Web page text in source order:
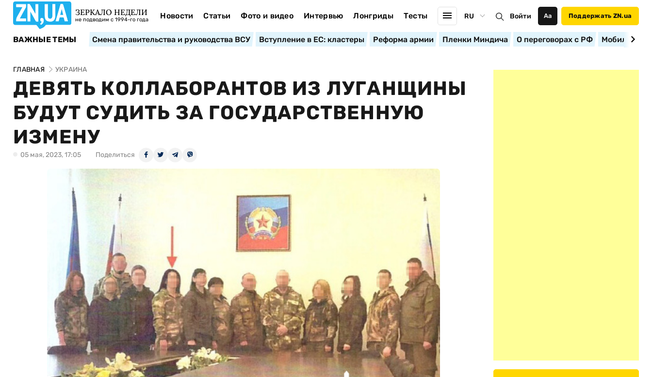
ЗЕРКАЛО НЕДЕЛИ
не подводим с 1994-го года Новости Статьи Фото и видео Интервью Лонгриды Тесты RU Войти Аа Поддержать ZN.ua
ВАЖНЫЕ ТЕМЫ Смена правительства и руководства ВСУ Вступление в ЕС: кластеры Реформа армии Пленки Миндича О переговорах с РФ
ГЛАВНАЯ УКРАИНА
ДЕВЯТЬ КОЛЛАБОРАНТОВ ИЗ ЛУГАНЩИНЫ
БУДУТ СУДИТЬ ЗА ГОСУДАРСТВЕННУЮ
ИЗМЕНУ
05 мая, 2023, 17:05 Поделиться